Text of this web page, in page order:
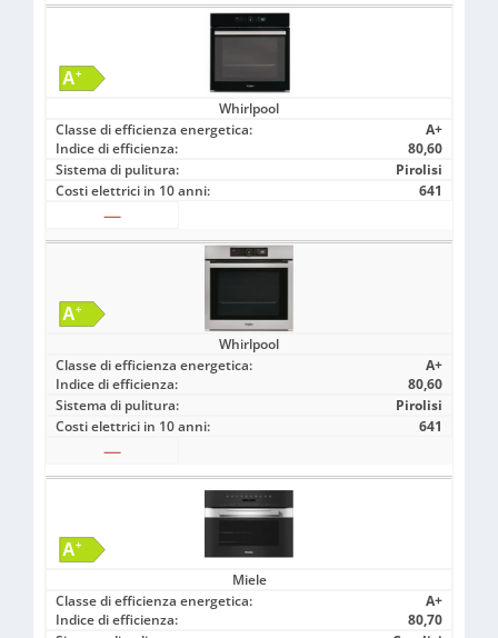
Whirlpool
Classe di efficienza energetica:
A+
Indice di efficienza:
80,60
Sistema di pulitura:
Pirolisi
Costi elettrici in 10 anni:
641
—
Whirlpool
Classe di efficienza energetica:
A+
Indice di efficienza:
80,60
Sistema di pulitura:
Pirolisi
Costi elettrici in 10 anni:
641
—
Miele
Classe di efficienza energetica:
A+
Indice di efficienza:
80,70